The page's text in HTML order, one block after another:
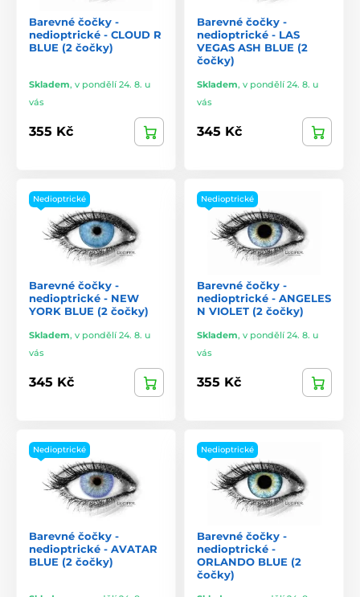
Barevné čočky -
nedioptrické - CLOUD R
BLUE (2 čočky)
Skladem, v pondělí 24. 8. u
vás
355 Kč
Barevné čočky -
nedioptrické - LAS
VEGAS ASH BLUE (2
čočky)
Skladem, v pondělí 24. 8. u
vás
345 Kč
Nedioptrické
Barevné čočky -
nedioptrické - NEW
YORK BLUE (2 čočky)
Skladem, v pondělí 24. 8. u
vás
345 Kč
Nedioptrické
Barevné čočky -
nedioptrické - ANGELES
N VIOLET (2 čočky)
Skladem, v pondělí 24. 8. u
vás
355 Kč
Nedioptrické
Barevné čočky -
nedioptrické - AVATAR
BLUE (2 čočky)
Nedioptrické
Barevné čočky -
nedioptrické -
ORLANDO BLUE (2
čočky)